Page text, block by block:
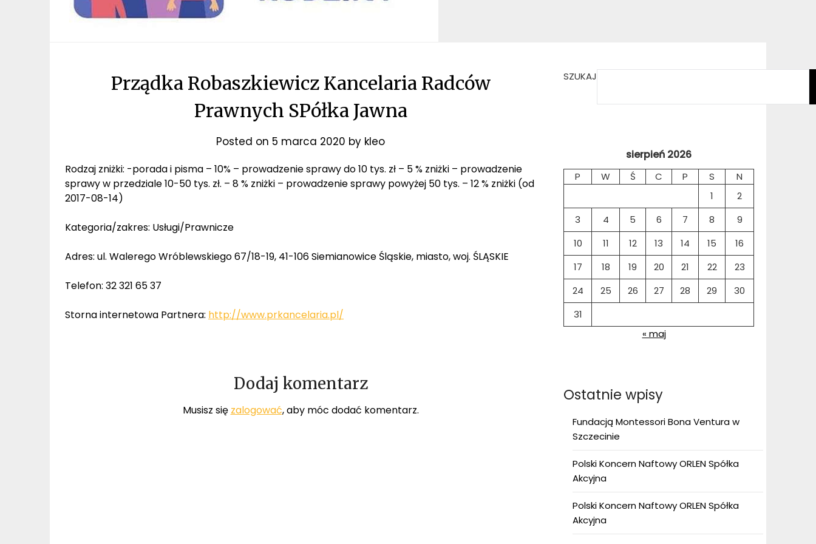
Prządka Robaszkiewicz Kancelaria Radców
Prawnych SPółka Jawna
Posted on 5 marca 2020 by kleo
Rodzaj zniżki: -porada i pisma – 10% – prowadzenie sprawy do 10 tys. zł – 5 % zniżki – prowadzenie
sprawy w przedziale 10-50 tys. zł. – 8 % zniżki – prowadzenie sprawy powyżej 50 tys. – 12 % zniżki (od
2017-08-14)
Kategoria/zakres: Usługi/Prawnicze
Adres: ul. Walerego Wróblewskiego 67/18-19, 41-106 Siemianowice Śląskie, miasto, woj. ŚLĄSKIE
Telefon: 32 321 65 37
Storna internetowa Partnera: http://www.prkancelaria.pl/
Dodaj komentarz
Musisz się zalogować, aby móc dodać komentarz.
SZUKAJ
sierpień 2026
P W Ś C P S
N
1
2
3
4 5 6 7 8
9
10
11 12 13 14 15
16
17
18 19 20 21 22
23
24
25 26 27 28 29
30
31
« maj
Ostatnie wpisy
Fundacją Montessori Bona Ventura w
Szczecinie
Polski Koncern Naftowy ORLEN Spółka
Akcyjna
Polski Koncern Naftowy ORLEN Spółka
Akcyjna